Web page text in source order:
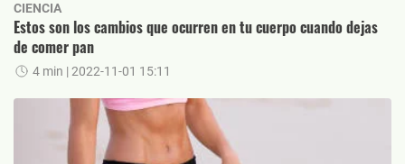
CIENCIA
Estos son los cambios que ocurren en tu cuerpo cuando dejas
de comer pan
4 min | 2022-11-01 15:11